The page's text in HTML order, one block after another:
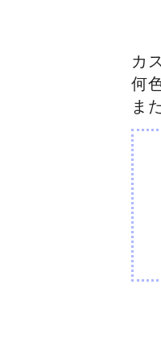
カ
何
ま